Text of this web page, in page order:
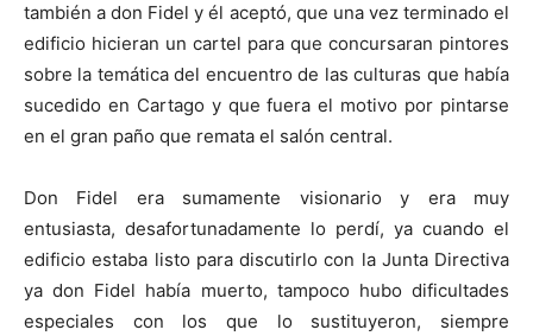
también a don Fidel y él aceptó, que una vez terminado el
edificio hicieran un cartel para que concursaran pintores
sobre la temática del encuentro de las culturas que había
sucedido en Cartago y que fuera el motivo por pintarse
en el gran paño que remata el salón central.
Don Fidel era sumamente visionario y era muy
entusiasta, desafortunadamente lo perdí, ya cuando el
edificio estaba listo para discutirlo con la Junta Directiva
ya don Fidel había muerto, tampoco hubo dificultades
especiales con los que lo sustituyeron, siempre